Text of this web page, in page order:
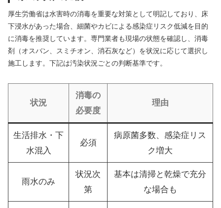
厚生労働省は水害時の消毒を重要な対策として明記しており、床
下浸水があった場合、細菌やカビによる感染症リスク低減を目的
に消毒を推奨しています。専門業者も現場の状態を確認し、消毒
剤（オスバン、スミチオン、消石灰など）を状況に応じて選択し
施工します。下記は汚染状況ごとの判断基準です。
状況
消毒の
必要度
理由
生活排水・下
水混入
必須
病原菌多数、感染症リス
ク増大
雨水のみ
状況次
第
基本は清掃と乾燥で充分
な場合も